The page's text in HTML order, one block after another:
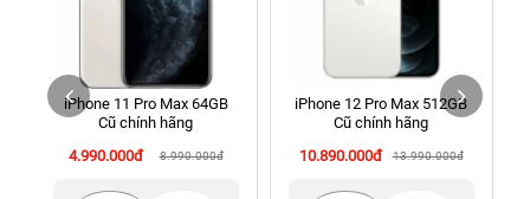
70 Nguyễn An Ninh, Dĩ An, Hồ Chí Minh (Bình Dương Cũ)
24h Vũng Tàu: 162A Ba Cu, Vũng Tàu, Hồ Chí Minh (TP. Vũng
Tàu cũ)
198 Hoàng Văn Thụ, Tân Sơn Nhất, Hồ Chí Minh (Tân Bình
iPhone 11 Pro Max 64GB
Cũ chính hãng
4.990.000đ
8.990.000đ
iPhone 12 Pro Max 512GB
Cũ chính hãng
10.890.000đ
13.990.000đ